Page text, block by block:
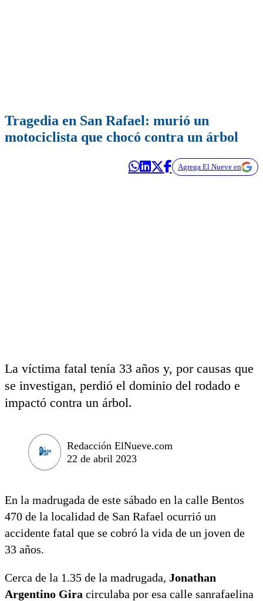
Tragedia en San Rafael: murió un
motociclista que chocó contra un árbol
Agrega El Nueve en
La víctima fatal tenía 33 años y, por causas que
se investigan, perdió el dominio del rodado e
impactó contra un árbol.
Redacción ElNueve.com
22 de abril 2023
En la madrugada de este sábado en la calle Bentos
470 de la localidad de San Rafael ocurrió un
accidente fatal que se cobró la vida de un joven de
33 años.
Cerca de la 1.35 de la madrugada, Jonathan
Argentino Gira circulaba por esa calle sanrafaelina